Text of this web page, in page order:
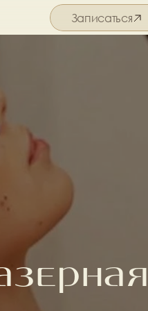
Записаться
Подробнее о